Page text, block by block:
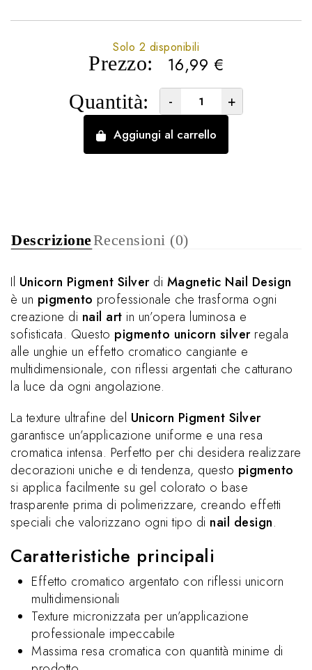
Prezzo: 16,99 €
Solo 2 disponibili
Quantità: - +
Aggiungi al carrello
DescrizioneRecensioni (0)
Il Unicorn Pigment Silverdi Magnetic Nail Design
è un pigmento professionale che trasforma ogni
creazione di nail art in un’opera luminosa e
sofisticata. Questo pigmento unicorn silverregala
alle unghie un effetto cromatico cangiante e
multidimensionale, con riflessi argentati che catturano
la luce da ogni angolazione.
La texture ultrafine del Unicorn Pigment Silver
garantisce un’applicazione uniforme e una resa
cromatica intensa. Perfetto per chi desidera realizzare
decorazioni uniche e di tendenza, questo pigmento
si applica facilmente su gel colorato o base
trasparente prima di polimerizzare, creando effetti
speciali che valorizzano ogni tipo di nail design.
Caratteristiche principali
Effetto cromatico argentato con riflessi unicorn
multidimensionali
Texture micronizzata per un’applicazione
professionale impeccabile
Massima resa cromatica con quantità minime di